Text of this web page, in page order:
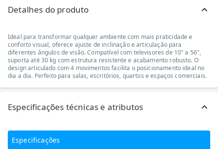
Detalhes do produto
Ideal para transformar qualquer ambiente com mais praticidade e
conforto visual, oferece ajuste de inclinação e articulação para
diferentes ângulos de visão. Compatível com televisores de 10" a 56",
suporta até 30 kg com estrutura resistente e acabamento robusto. O
design articulado com 4 movimentos facilita o posicionamento ideal no
dia a dia. Perfeito para salas, escritórios, quartos e espaços comerciais.
Especificações técnicas e atributos
Especificações